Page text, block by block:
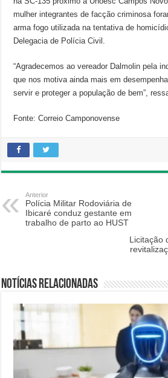
mulher integrantes de facção criminosa
arma fogo utilizada na tentativa de
Delegacia de Polícia Civil.
“Agradecemos ao vereador Dalmolin pela
que nos motiva ainda mais em
servir e proteger a população de bem”,
Fonte: Correio Camponovense
Anterior
Polícia Militar Rodoviária de
Ibicaré conduz gestante em
trabalho de parto ao HUST
Licitação
Notícias relacionadas